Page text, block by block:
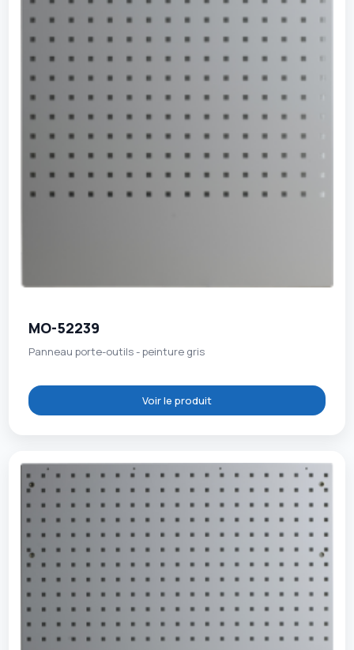
MO-52239
Panneau porte-outils - peinture gris
Voir le produit